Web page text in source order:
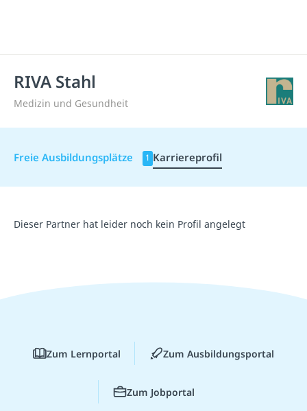
RIVA Stahl
Medizin und Gesundheit
Freie Ausbildungsplätze 1 Karriereprofil
Dieser Partner hat leider noch kein Profil angelegt
Zum Lernportal Zum Ausbildungsportal
Zum Jobportal